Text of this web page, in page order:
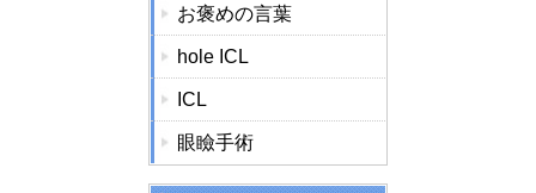
お褒めの言葉
hole ICL
ICL
眼瞼手術